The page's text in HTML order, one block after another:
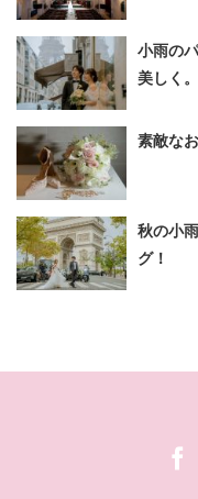
小雨の
美しく。
素敵な
秋の小
グ！